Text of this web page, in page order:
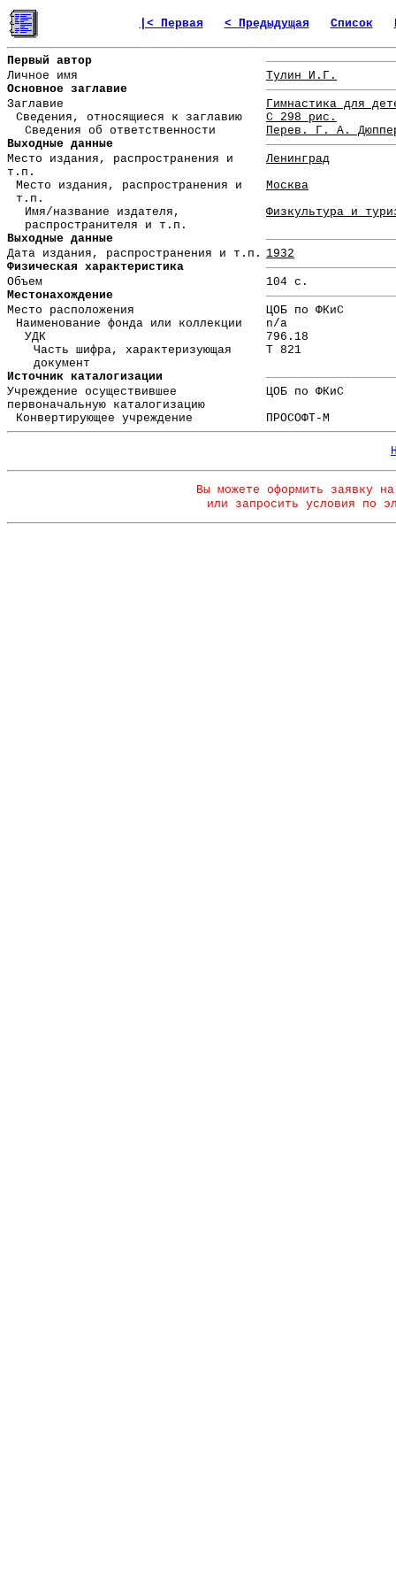
|< Первая < Предыдущая Список
Первый автор
Личное имя
Тулин И.Г.
Основное заглавие
Заглавие
Гимнастика для
Сведения, относящиеся к заглавию
С 298 рис.
Сведения об ответственности
Перев. Г. А.
Выходные данные
Место издания, распространения и
т.п.
Ленинград
Место издания, распространения и
т.п.
Москва
Имя/название издателя,
распространителя и т.п.
Физкультура и
Выходные данные
Дата издания, распространения и т.п. 1932
Физическая характеристика
Объем
104 с.
Местонахождение
Место расположения
ЦОБ по ФКиС
Наименование фонда или коллекции
n/a
УДК
796.18
Часть шифра, характеризующая
документ
Т 821
Источник каталогизации
Учреждение осуществившее
первоначальную каталогизацию
ЦОБ по ФКиС
Конвертирующее учреждение
ПРОСОФТ-М
Вы можете оформить заявку
или запросить условия по